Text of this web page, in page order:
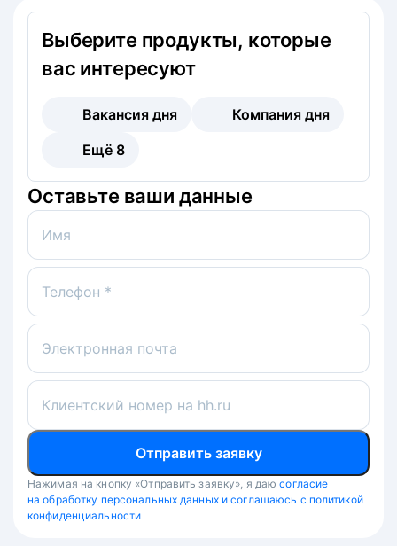
Выберите продукты, которые
вас интересуют
Вакансия дня
Компания дня
Ещё 8
Оставьте ваши данные
Имя
Телефон *
Электронная почта
Клиентский номер на hh.ru
Отправить заявку
Нажимая на кнопку «Отправить заявку», я даю согласие
на обработку персональных данных и соглашаюсь с политикой
конфиденциальности